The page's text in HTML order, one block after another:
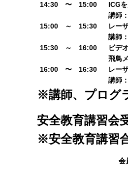
14:30
〜 15:00
ICG
講師
15:00
～ 15:30
レー
講師
15:30
～ 16:00
ビデ
飛鳥
16:00
〜 16:30
レー
講師
※講師、プログ
安全教育講習会
※安全教育講習
会